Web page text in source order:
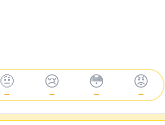
🤨
—
😢
—
😳
—
😡
—